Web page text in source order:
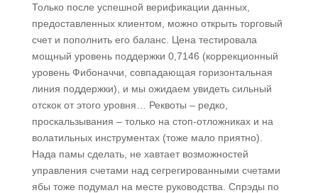
Только после успешной верификации данных,
предоставленных клиентом, можно открыть торговый
счет и пополнить его баланс. Цена тестировала
мощный уровень поддержки 0,7146 (коррекционный
уровень Фибоначчи, совпадающая горизонтальная
линия поддержки), и мы ожидаем увидеть сильный
отскок от этого уровня… Реквоты – редко,
проскальзывания – только на стоп-отложниках и на
волатильных инструментах (тоже мало приятно).
Нада памы сделать, не хавтает возможностей
управления счетами над сегрегированными счетами
ябы тоже подумал на месте руководства. Спрэды по